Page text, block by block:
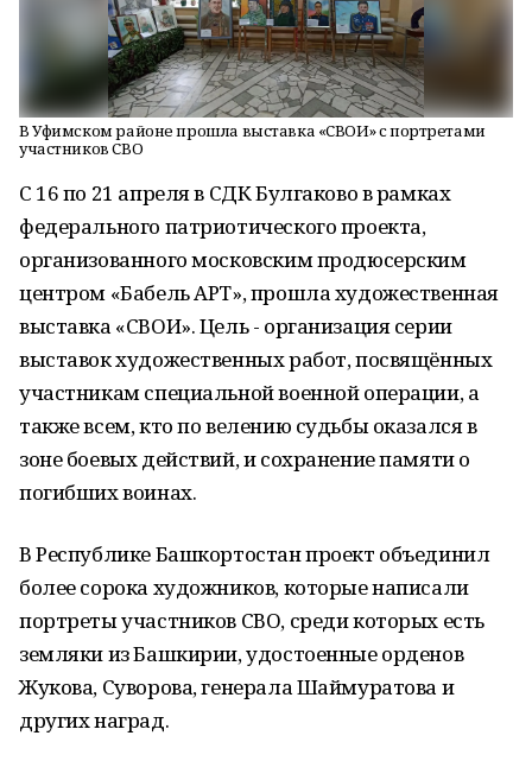
В Уфимском районе прошла выставка «СВОИ» с портретами
участников СВО
С 16 по 21 апреля в СДК Булгаково в рамках
федерального патриотического проекта,
организованного московским продюсерским
центром «Бабель АРТ», прошла художественная
выставка «СВОИ». Цель - организация серии
выставок художественных работ, посвящённых
участникам специальной военной операции, а
также всем, кто по велению судьбы оказался в
зоне боевых действий, и сохранение памяти о
погибших воинах.
В Республике Башкортостан проект объединил
более сорока художников, которые написали
портреты участников СВО, среди которых есть
земляки из Башкирии, удостоенные орденов
Жукова, Суворова, генерала Шаймуратова и
других наград.